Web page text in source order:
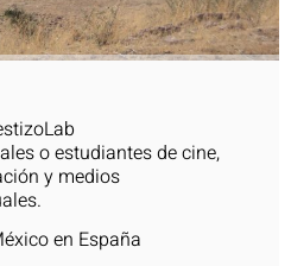
o estudiantes de cine,
y medios
en España